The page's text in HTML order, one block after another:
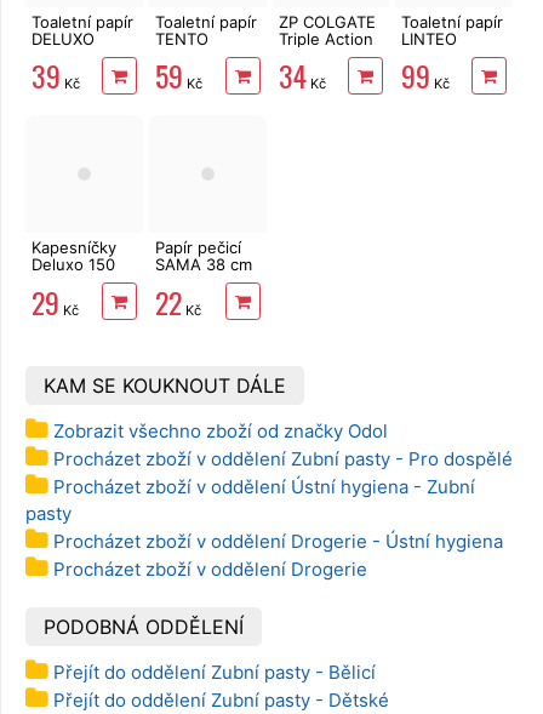
Toaletní papír
DELUXO
2vrstvý 8 rolí,
158 m
39 Kč
Toaletní papír
TENTO
Ellegance
Pink 3vrstvý
8 rolí, 144 m
59 Kč
ZP COLGATE
Triple Action
34Kč
Toaletní papír
LINTEO
3vrstvý 16
rolí, 240 m
99 Kč
Kapesníčky
Deluxo 150
ks 3vrstvé v
krabičce,
zvířátka
29 Kč
Papír pečicí
SAMA 38 cm
x 8 m v boxu
22 Kč
KAM SE KOUKNOUT DÁLE
Zobrazit všechno zboží od značky Odol
Procházet zboží v oddělení Zubní pasty - Pro dospělé
Procházet zboží v oddělení Ústní hygiena - Zubní
pasty
Procházet zboží v oddělení Drogerie - Ústní hygiena
Procházet zboží v oddělení Drogerie
PODOBNÁ ODDĚLENÍ
Přejít do oddělení Zubní pasty - Bělicí
Přejít do oddělení Zubní pasty - Dětské